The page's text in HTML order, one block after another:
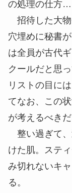
の処理の仕方
招待した大物
穴埋めに秘書
は全員が古代
クールだと思
リストの目に
てなお、この
が考えるべきだ
整い過ぎて、
けた肌。ステ
み切れないキ
る。